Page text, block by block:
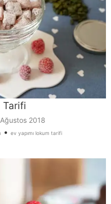
Tarifi
2018
• ev yapımı lokum tarifi